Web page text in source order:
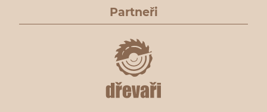
Partneři